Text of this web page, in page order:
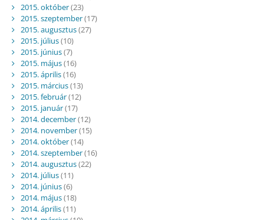
2015. október(23)
2015. szeptember(17)
2015. augusztus(27)
2015. július(10)
2015. június(7)
2015. május(16)
2015. április(16)
2015. március(13)
2015. február(12)
2015. január(17)
2014. december(12)
2014. november(15)
2014. október(14)
2014. szeptember(16)
2014. augusztus(22)
2014. július(11)
2014. június(6)
2014. május(18)
2014. április(11)